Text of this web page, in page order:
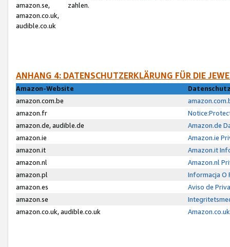
amazon.se,
amazon.co.uk,
audible.co.uk
zahlen.
ANHANG 4: DATENSCHUTZERKLÄRUNG FÜR DIE
Amazon-Website
amazon.com.be
amazon.fr
amazon.de, audible.de
Amazon.de
amazon.ie
Amazon.ie
amazon.it
Amazon.it
amazon.nl
Amazon.nl
amazon.pl
Informacja O
amazon.es
Aviso de
amazon.se
amazon.co.uk, audible.co.uk